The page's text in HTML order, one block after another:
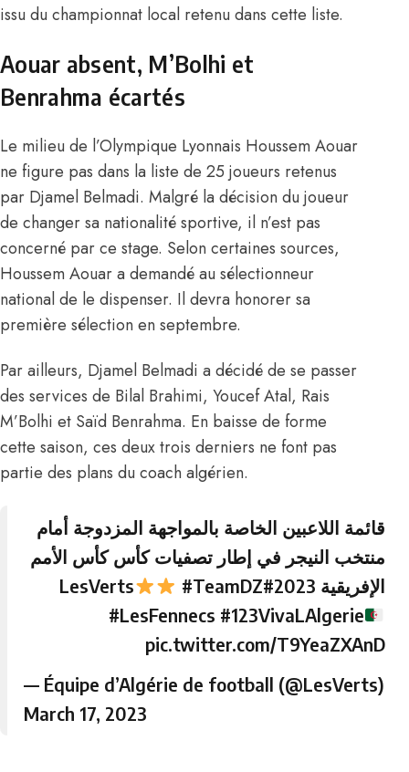
issu du championnat local retenu dans cette liste.
Aouar absent, M’Bolhi et
Benrahma écartés
Le milieu de l’Olympique Lyonnais Houssem Aouar
ne figure pas dans la liste de 25 joueurs retenus
par Djamel Belmadi. Malgré la décision du joueur
de changer sa nationalité sportive, il n’est pas
concerné par ce stage. Selon certaines sources,
Houssem Aouar a demandé au sélectionneur
national de le dispenser. Il devra honorer sa
première sélection en septembre.
Par ailleurs, Djamel Belmadi a décidé de se passer
des services de Bilal Brahimi, Youcef Atal, Rais
M’Bolhi et Saïd Benrahma. En baisse de forme
cette saison, ces deux trois derniers ne font pas
partie des plans du coach algérien.
قائمة اللاعبين الخاصة بالمواجهة المزدوجة أمام
منتخب النيجر في إطار تصفيات كأس كأس الأمم
الإفريقية 2023
#LesVerts
#TeamDZ
#LesFennecs #123VivaLAlgerie
pic.twitter.com/T9YeaZXAnD
— Équipe d’Algérie de football (@LesVerts)
March 17, 2023